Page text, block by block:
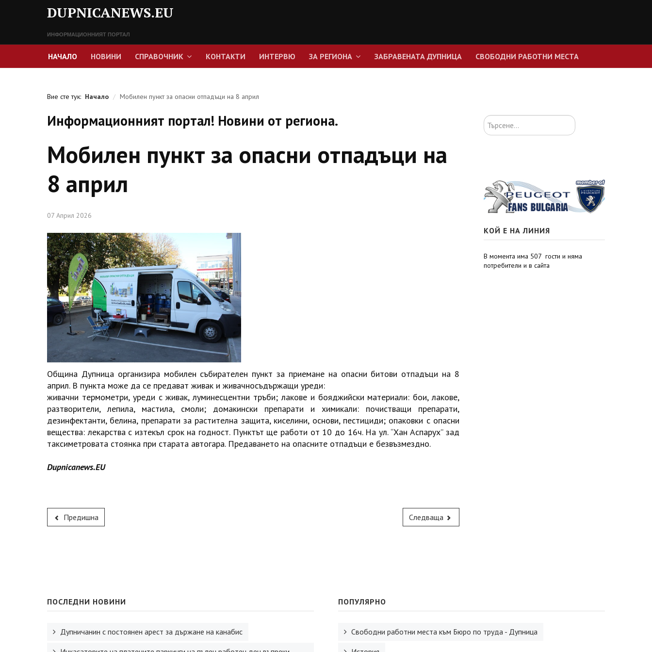
DUPNICANEWS.EU
ИНФОРМАЦИОННИЯТ ПОРТАЛ
НАЧАЛО НОВИНИ СПРАВОЧНИК КОНТАКТИ ИНТЕРВЮ ЗА РЕГИОНА ЗАБРАВЕНАТА ДУПНИЦА СВОБОДНИ РАБОТНИ МЕСТА
Вие сте тук: Начало / Мобилен пункт за опасни отпадъци на 8 април
Информационният портал! Новини от региона.
Мобилен пункт за опасни отпадъци на
8 април
07 Април 2026
Община Дупница организира мобилен събирателен пункт за приемане на опасни битови отпадъци на 8
април. В пункта може да се предават живак и живачносъдържащи уреди:
живачни термометри, уреди с живак, луминесцентни тръби; лакове и бояджийски материали: бои, лакове,
разтворители, лепила, мастила, смоли; домакински препарати и химикали: почистващи препарати,
дезинфектанти, белина, препарати за растителна защита, киселини, основи, пестициди; опаковки с опасни
вещества: лекарства с изтекъл срок на годност. Пунктът ще работи от 10 до 16ч. На ул. “Хан Аспарух” зад
таксиметровата стоянка при старата автогара. Предаването на опасните отпадъци е безвъзмездно.
Dupnicanews.EU
Предишна Следваща
Търсене...
КОЙ Е НА ЛИНИЯ
В момента има 507 гости и няма
потребители и в сайта
ПОСЛЕДНИ НОВИНИ
Дупничанин с постоянен арест за държане на канабис
ПОПУЛЯРНО
Свободни работни места към Бюро по труда - Дупница